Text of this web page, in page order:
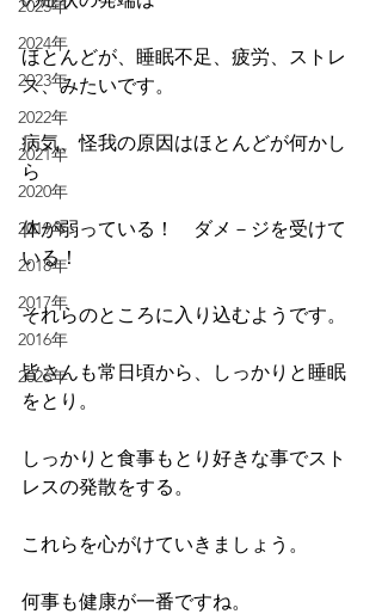
2025年
2024年
2023年
2022年
2021年
2020年
2019年
2018年
2017年
2016年
2026年
ほとんどが、睡眠不足、疲労、ストレ
ス、みたいです。
病気、怪我の原因はほとんどが何かし
ら
体が弱っている！　ダメ－ジを受けて
いる！
それらのところに入り込むようです。
皆さんも常日頃から、しっかりと睡眠
をとり。
しっかりと食事もとり好きな事でスト
レスの発散をする。
これらを心がけていきましょう。
何事も健康が一番ですね。